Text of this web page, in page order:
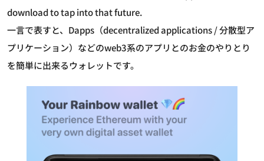
download to tap into that future.
一言で表すと、Dapps（decentralized applications / 分散型ア
プリケーション）などのweb3系のアプリとのお金のやりとり
を簡単に出来るウォレットです。